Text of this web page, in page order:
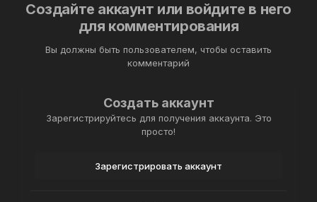
Создайте аккаунт или войдите в него
для комментирования
Вы должны быть пользователем, чтобы оставить
комментарий
Создать аккаунт
Зарегистрируйтесь для получения аккаунта. Это
просто!
Зарегистрировать аккаунт